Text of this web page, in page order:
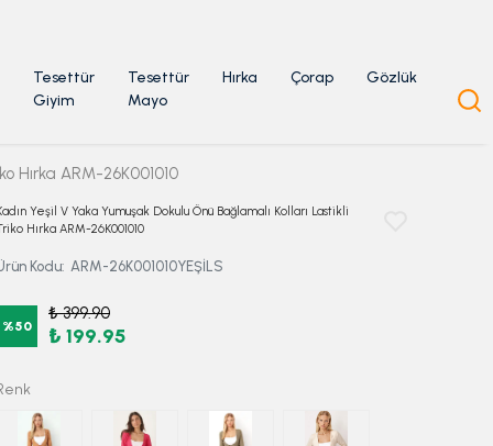
Tesettür
Giyim
Tesettür
Mayo
Hırka Çorap Gözlük
Hırka ARM-26K001010
Yeşil V Yaka Yumuşak Dokulu Önü Bağlamalı Kolları Lastikli
Hırka ARM-26K001010
Kodu: ARM-26K001010YEŞİLS
%50
₺ 399.90
₺ 199.95